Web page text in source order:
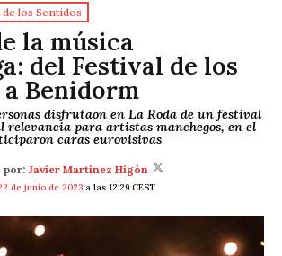
de los Sentidos
la música
del Festival de los
Benidorm
disfrutaon en La Roda de un festival
relevancia para artistas manchegos, en el
caras eurovisivas
por: Javier Martínez Higón
de junio de 2023 a las 12:29 CEST